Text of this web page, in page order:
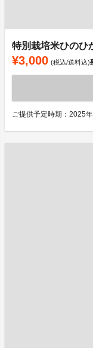
特別栽培米ひの
¥3,000 (税込/送料込)
ご提供予定時期：2025